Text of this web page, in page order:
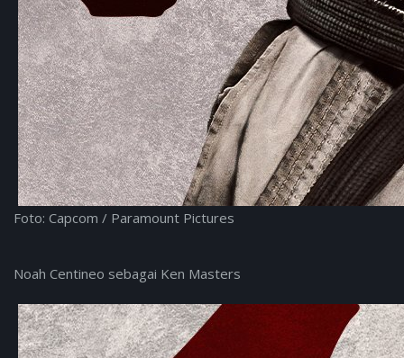
Foto: Capcom / Paramount Pictures
Noah Centineo sebagai Ken Masters